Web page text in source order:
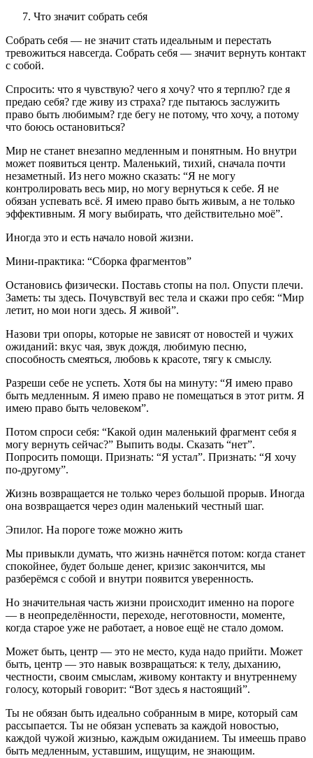
Что значит собрать себя
Собрать себя — не значит стать идеальным и перестать
тревожиться навсегда. Собрать себя — значит вернуть контакт
с собой.
Спросить: что я чувствую? чего я хочу? что я терплю? где я
предаю себя? где живу из страха? где пытаюсь заслужить
право быть любимым? где бегу не потому, что хочу, а потому
что боюсь остановиться?
Мир не станет внезапно медленным и понятным. Но внутри
может появиться центр. Маленький, тихий, сначала почти
незаметный. Из него можно сказать: “Я не могу
контролировать весь мир, но могу вернуться к себе. Я не
обязан успевать всё. Я имею право быть живым, а не только
эффективным. Я могу выбирать, что действительно моё”.
Иногда это и есть начало новой жизни.
Мини-практика: “Сборка фрагментов”
Остановись физически. Поставь стопы на пол. Опусти плечи.
Заметь: ты здесь. Почувствуй вес тела и скажи про себя: “Мир
летит, но мои ноги здесь. Я живой”.
Назови три опоры, которые не зависят от новостей и чужих
ожиданий: вкус чая, звук дождя, любимую песню,
способность смеяться, любовь к красоте, тягу к смыслу.
Разреши себе не успеть. Хотя бы на минуту: “Я имею право
быть медленным. Я имею право не помещаться в этот ритм. Я
имею право быть человеком”.
Потом спроси себя: “Какой один маленький фрагмент себя я
могу вернуть сейчас?” Выпить воды. Сказать “нет”.
Попросить помощи. Признать: “Я устал”. Признать: “Я хочу
по-другому”.
Жизнь возвращается не только через большой прорыв. Иногда
она возвращается через один маленький честный шаг.
Эпилог. На пороге тоже можно жить
Мы привыкли думать, что жизнь начнётся потом: когда станет
спокойнее, будет больше денег, кризис закончится, мы
разберёмся с собой и внутри появится уверенность.
Но значительная часть жизни происходит именно на пороге
— в неопределённости, переходе, неготовности, моменте,
когда старое уже не работает, а новое ещё не стало домом.
Может быть, центр — это не место, куда надо прийти. Может
быть, центр — это навык возвращаться: к телу, дыханию,
честности, своим смыслам, живому контакту и внутреннему
голосу, который говорит: “Вот здесь я настоящий”.
Ты не обязан быть идеально собранным в мире, который сам
рассыпается. Ты не обязан успевать за каждой новостью,
каждой чужой жизнью, каждым ожиданием. Ты имеешь право
быть медленным, уставшим, ищущим, не знающим.